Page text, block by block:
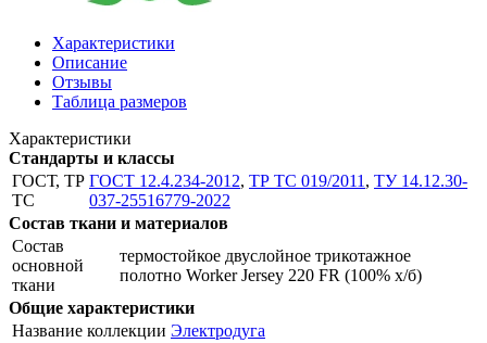
Характеристики
Описание
Отзывы
Таблица размеров
Характеристики
Стандарты и классы
ГОСТ, ТР
ТС
ГОСТ 12.4.234-2012, ТР ТС 019/2011 , ТУ 14.12.30-
037-25516779-2022
Состав ткани и материалов
Состав
основной
ткани
термостойкое двуслойное трикотажное
полотно Worker Jersey 220 FR (100% х/б)
Общие характеристики
Название коллекции Электродуга